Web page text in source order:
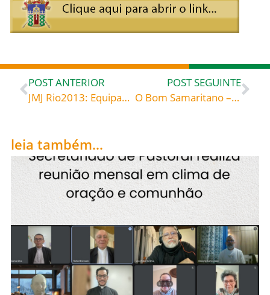
POST ANTERIOR
JMJ Rio2013: Equipamentos usados durante a Jornada serão isentos de tributos
POST SEGUINTE
O Bom Samaritano – Santo Ambrósio (c. 340-397), bispo de Milão, doutor da Igreja
leia também...